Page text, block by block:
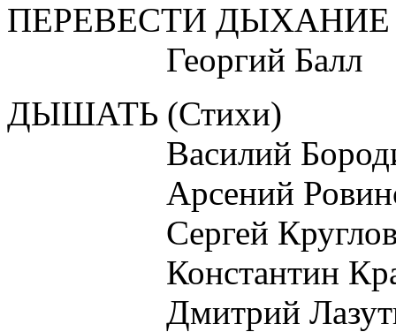
ПЕРЕВЕСТИ ДЫХАНИЕ
Георгий Балл
ДЫШАТЬ (Стихи)
Василий
Арсений
Сергей
Константин
Дмитрий